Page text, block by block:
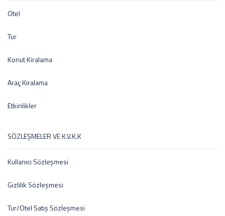
Otel
Tur
Konut Kiralama
Araç Kiralama
Etkinlikler
SÖZLEŞMELER VE K.V.K.K
Kullanıcı Sözleşmesi
Gizlilik Sözleşmesi
Tur/Otel Satış Sözleşmesi